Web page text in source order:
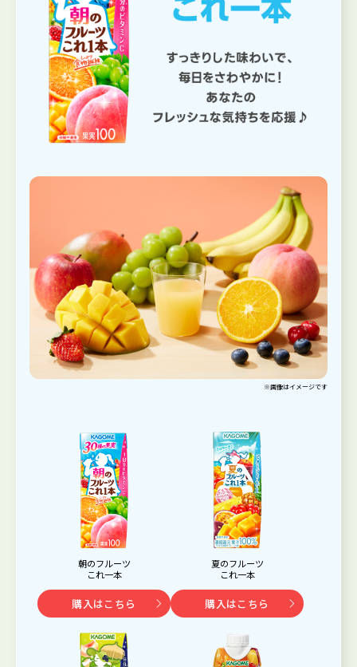
※画像はイメージです
朝のフルーツ
これ一本
購入はこちら
夏のフルーツ
これ一本
購入はこちら